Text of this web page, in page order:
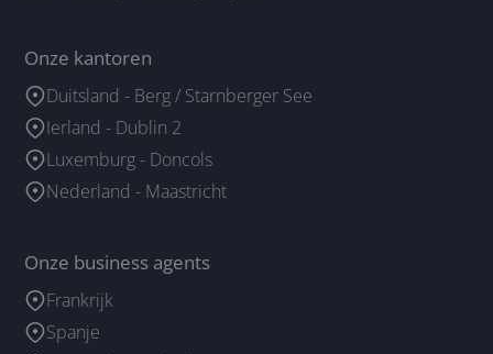
Onze kantoren
Duitsland - Berg / Starnberger See
Ierland - Dublin 2
Luxemburg - Doncols
Nederland - Maastricht
Onze business agents
Frankrijk
Spanje